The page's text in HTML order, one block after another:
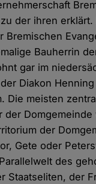
der ihren erklärt.
Bremischen
Bauherrin
gar im
Diakon
Die meisten
der
der
Gete oder
des
Staatseliten, der